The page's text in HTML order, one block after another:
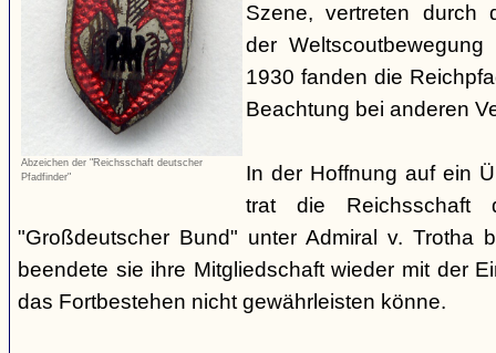
Abzeichen der "Reichsschaft deutscher
Pfadfinder"
Szene, vertreten durch
der
1930 fanden die
Beachtung bei anderen
In der Hoffnung auf ein
trat die Reichsschaft
"Großdeutscher Bund" unter Admiral v. Trotha
beendete sie ihre Mitgliedschaft wieder mit der
das Fortbestehen nicht gewährleisten könne.